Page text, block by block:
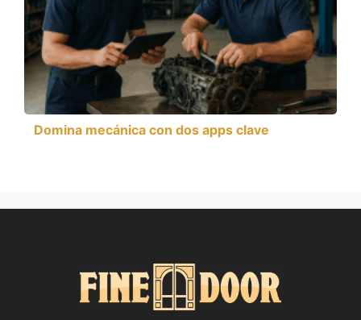
Domina mecánica con dos apps clave